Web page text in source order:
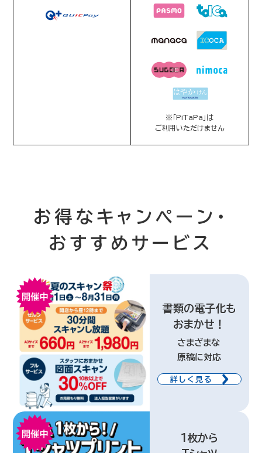
※「PiTaPa」は
ご利用いただけません
お得なキャンペーン・
おすすめサービス
書類の電子化も
おまかせ！
さまざまな
原稿に対応
詳しく見る
1枚から